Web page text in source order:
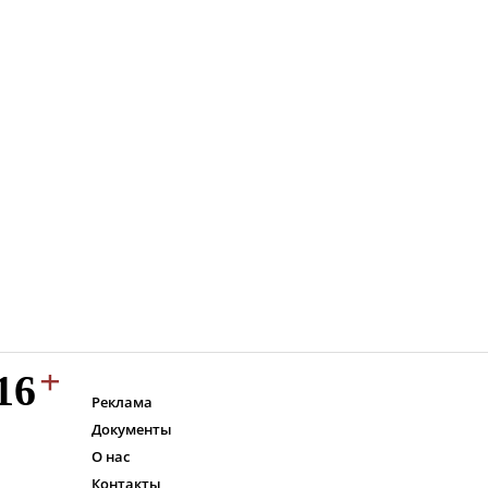
Реклама
Документы
О нас
Контакты